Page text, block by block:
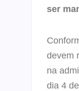
ser
devem
na
dia 4